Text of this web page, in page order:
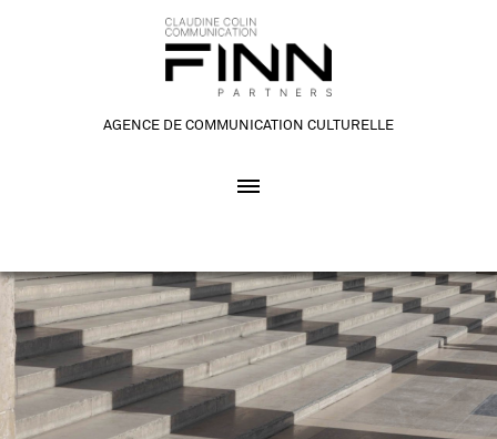
AGENCE DE COMMUNICATION CULTURELLE